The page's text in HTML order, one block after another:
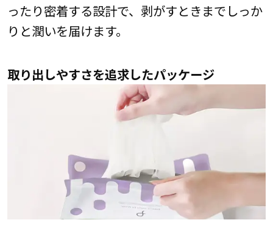
ったり密着する設計で、剥がすときまでしっか
りと潤いを届けます。
取り出しやすさを追求したパッケージ